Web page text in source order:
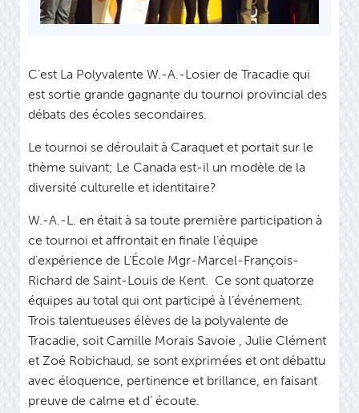
C’est La Polyvalente W.-A.-Losier de Tracadie qui
est sortie grande gagnante du tournoi provincial des
débats des écoles secondaires.
Le tournoi se déroulait à Caraquet et portait sur le
thème suivant; Le Canada est-il un modèle de la
diversité culturelle et identitaire?
W.-A.-L. en était à sa toute première participation à
ce tournoi et affrontait en finale l’équipe
d’expérience de L’École Mgr-Marcel-François-
Richard de Saint-Louis de Kent. Ce sont quatorze
équipes au total qui ont participé à l’événement.
Trois talentueuses élèves de la polyvalente de
Tracadie, soit Camille Morais Savoie , Julie Clément
et Zoé Robichaud, se sont exprimées et ont débattu
avec éloquence, pertinence et brillance, en faisant
preuve de calme et d’ écoute.